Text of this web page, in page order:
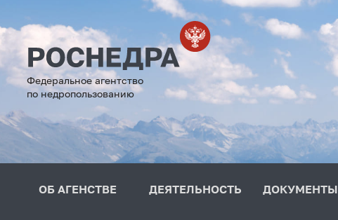
Федеральное агентство
по недропользованию
ОБ АГЕНСТВЕ ДЕЯТЕЛЬНОСТЬ ДОКУМЕНТЫ